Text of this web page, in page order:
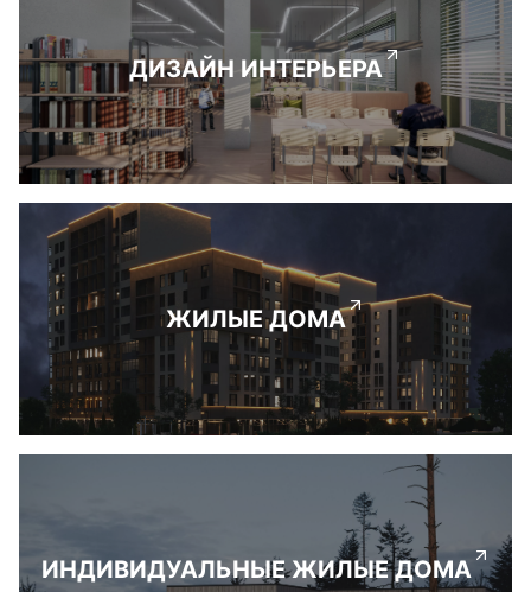
ДИЗАЙН ИНТЕРЬЕРА
ЖИЛЫЕ ДОМА
ИНДИВИДУАЛЬНЫЕ ЖИЛЫЕ ДОМА